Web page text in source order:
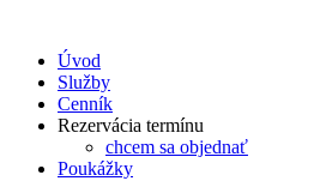
Úvod
Služby
Cenník
Rezervácia termínu
chcem sa objednať
Poukážky